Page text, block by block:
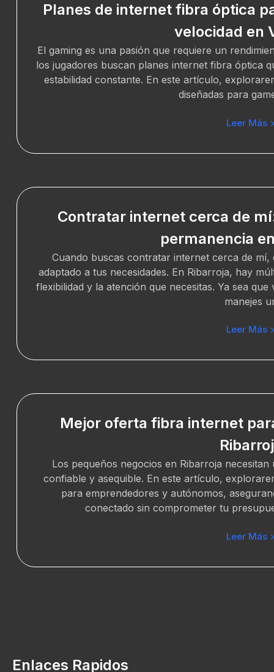
Planes de internet fibra óptica
velocidad en
El gaming es una pasión que requiere un
los jugadores buscan planes internet fibra óptica
estabilidad constante. En este artículo,
diseñadas para
Leer Más
Contratar internet cerca de
permanencia
Cuando buscas contratar internet cerca de
adaptado a tus necesidades. En Ribarroja, hay
flexibilidad y la atención que necesitas. Ya sea
manejes
Leer Más
Mejor oferta fibra internet
Los pequeños negocios en Ribarroja
confiable y asequible. En este artículo,
para emprendedores y autónomos,
conectado sin comprometer tu
Leer Más
Enlaces Rapidos